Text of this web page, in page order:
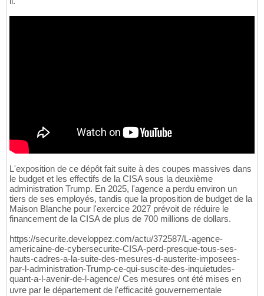
L'exposition de ce dépôt fait suite à des coupes massives dans
le budget et les effectifs de la CISA sous la deuxième
administration Trump. En 2025, l'agence a perdu environ un
tiers de ses employés, tandis que la proposition de budget de la
Maison Blanche pour l'exercice 2027 prévoit de réduire le
financement de la CISA de plus de 700 millions de dollars.
https://securite.developpez.com/actu/372587/L-agence-
americaine-de-cybersecurite-CISA-perd-presque-tous-ses-
hauts-cadres-a-la-suite-des-mesures-d-austerite-imposees-
par-l-administration-Trump-ce-qui-suscite-des-inquietudes-
quant-a-l-avenir-de-l-agence/ Ces mesures ont été mises en
uvre par le département de l'efficacité gouvernementale